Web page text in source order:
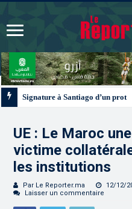
UE : Le Maroc
victime
les institutions
Par Le Reporter.ma 12/12/
Laisser un commentaire